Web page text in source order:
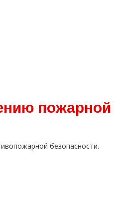
пожарной
безопасности.